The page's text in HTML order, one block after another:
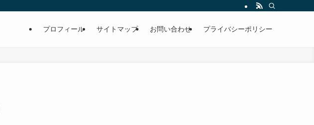
プロフィール サイトマップ お問い合わせ プライバシーポリシー